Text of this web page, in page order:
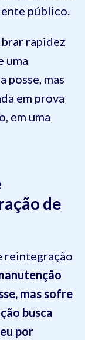
público.
rapidez
uma
posse, mas
em prova
em uma
de
reintegração
mas sofre
busca
por